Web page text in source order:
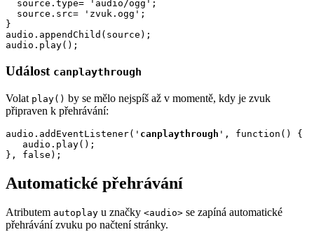
  source.type= 'audio/ogg';
  source.src= 'zvuk.ogg';
}
audio.appendChild(source);
audio.play();
Událost canplaythrough
Volat play() by se mělo nejspíš až v momentě, kdy je zvuk
připraven k přehrávání:
audio.addEventListener(' canplaythrough ', function() {
   audio.play();
}, false);
Automatické přehrávání
Atributem autoplay u značky <audio> se zapíná automatické
přehrávání zvuku po načtení stránky.